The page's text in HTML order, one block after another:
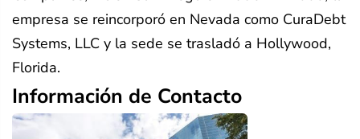
empresa se reincorporó en Nevada como CuraDebt
Systems, LLC y la sede se trasladó a Hollywood,
Florida.
Información de Contacto